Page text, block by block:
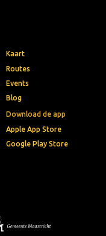
Download de app
Apple App Store
Google Play Store
Kaart
Routes
Events
Blog